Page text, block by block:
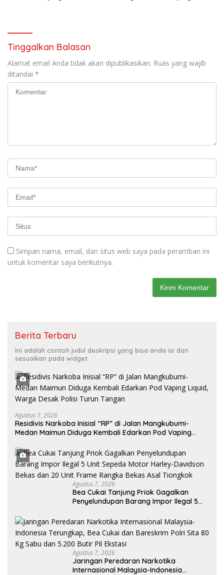
Tinggalkan Balasan
Alamat email Anda tidak akan dipublikasikan. Ruas yang wajib
ditandai *
Simpan nama, email, dan situs web saya pada peramban ini
untuk komentar saya berikutnya.
Berita Terbaru
Ini adalah contoh judul deskripsi yang bisa anda isi dan
sesuaikan pada widget
Agustus 7, 2026
Residivis Narkoba Inisial “RP” di Jalan Mangkubumi-
Medan Maimun Diduga Kembali Edarkan Pod Vaping
Agustus 7, 2026
Bea Cukai Tanjung Priok Gagalkan
Penyelundupan Barang Impor Ilegal 5
Bekas dan 20 Unit Frame Rangka Bekas
Asal Tiongkok
Agustus 7, 2026
Jaringan Peredaran Narkotika
Internasional Malaysia-Indonesia